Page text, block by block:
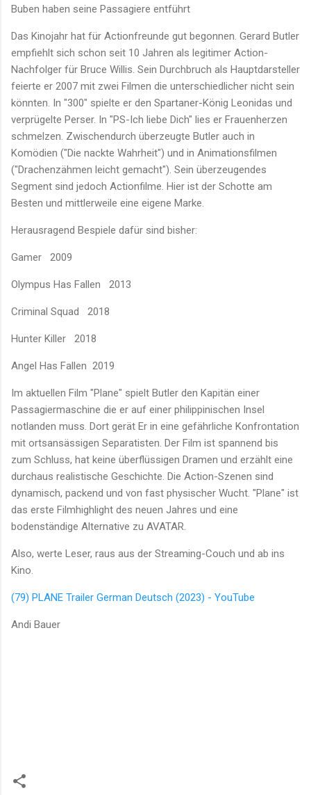
Buben haben seine Passagiere entführt
Das Kinojahr hat für Actionfreunde gut begonnen. Gerard Butler
empfiehlt sich schon seit 10 Jahren als legitimer Action-
Nachfolger für Bruce Willis. Sein Durchbruch als Hauptdarsteller
feierte er 2007 mit zwei Filmen die unterschiedlicher nicht sein
könnten. In "300" spielte er den Spartaner-König Leonidas und
verprügelte Perser. In "PS-Ich liebe Dich" lies er Frauenherzen
schmelzen. Zwischendurch überzeugte Butler auch in
Komödien ("Die nackte Wahrheit") und in Animationsfilmen
("Drachenzähmen leicht gemacht"). Sein überzeugendes
Segment sind jedoch Actionfilme. Hier ist der Schotte am
Besten und mittlerweile eine eigene Marke.
Herausragend Bespiele dafür sind bisher:
Gamer 2009
Olympus Has Fallen 2013
Criminal Squad 2018
Hunter Killer 2018
Angel Has Fallen 2019
Im aktuellen Film "Plane" spielt Butler den Kapitän einer
Passagiermaschine die er auf einer philippinischen Insel
notlanden muss. Dort gerät Er in eine gefährliche Konfrontation
mit ortsansässigen Separatisten. Der Film ist spannend bis
zum Schluss, hat keine überflüssigen Dramen und erzählt eine
durchaus realistische Geschichte. Die Action-Szenen sind
dynamisch, packend und von fast physischer Wucht. "Plane" ist
das erste Filmhighlight des neuen Jahres und eine
bodenständige Alternative zu AVATAR.
Also, werte Leser, raus aus der Streaming-Couch und ab ins
Kino.
(79) PLANE Trailer German Deutsch (2023) - YouTube
Andi Bauer